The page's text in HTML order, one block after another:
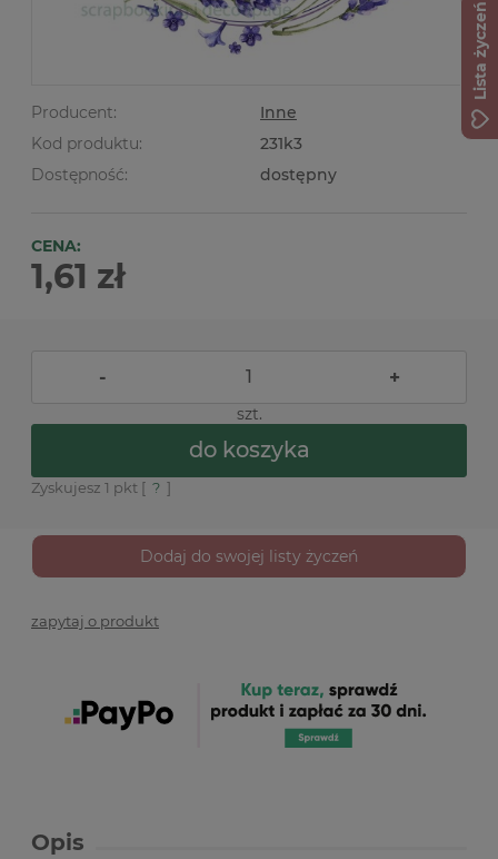
Producent:
Inne
Kod produktu:
231k3
Dostępność:
dostępny
CENA:
1,61 zł
- +
szt.
do koszyka
Zyskujesz 1 pkt [ ? ]
Dodaj do swojej listy życzeń
zapytaj o produkt
Opis
Lista życzeń